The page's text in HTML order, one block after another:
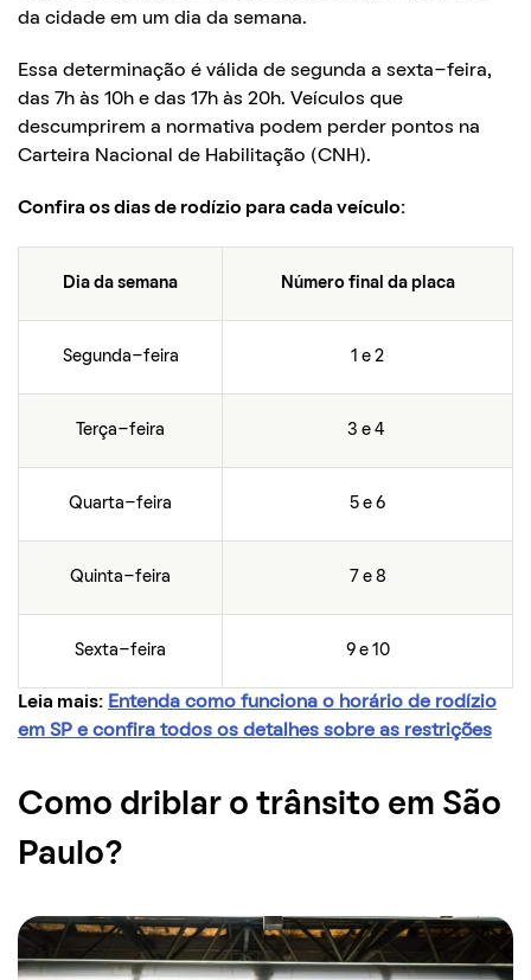
da cidade em um dia da semana.
Essa determinação é válida de segunda a sexta-feira,
das 7h às 10h e das 17h às 20h. Veículos que
descumprirem a normativa podem perder pontos na
Carteira Nacional de Habilitação (CNH).
Confira os dias de rodízio para cada veículo:
Dia da semana Número final da placa
Segunda-feira 1 e 2
Terça-feira 3 e 4
Quarta-feira 5 e 6
Quinta-feira 7 e 8
Sexta-feira 9 e 10
Leia mais: Entenda como funciona o horário de rodízio
em SP e confira todos os detalhes sobre as restrições
Como driblar o trânsito em São
Paulo?